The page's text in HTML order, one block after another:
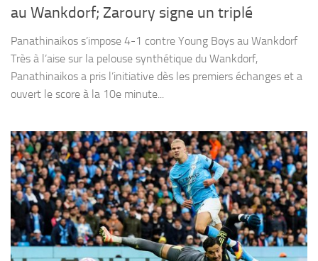
au Wankdorf; Zaroury signe un triplé
Panathinaikos s’impose 4-1 contre Young Boys au Wankdorf
Très à l’aise sur la pelouse synthétique du Wankdorf,
Panathinaikos a pris l’initiative dès les premiers échanges et a
ouvert le score à la 10e minute...